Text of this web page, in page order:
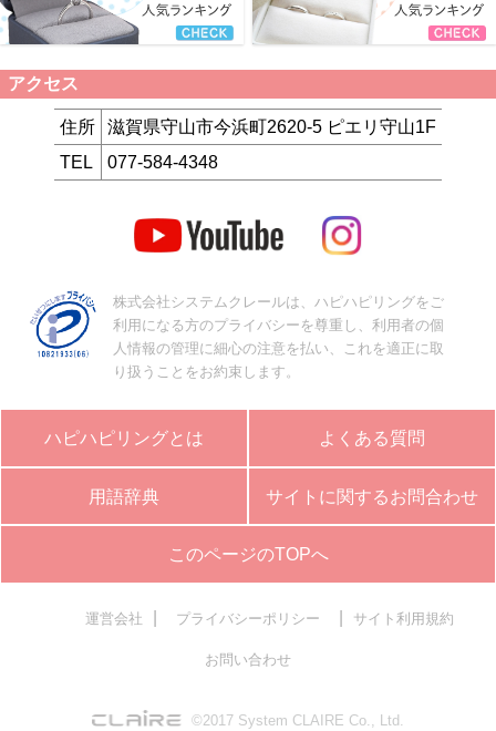
アクセス
住所
滋賀県守山市今浜町2620-5 ピエリ守山1F
TEL
077-584-4348
株式会社システムクレールは、ハピハピリングをご
利用になる方のプライバシーを尊重し、利用者の個
人情報の管理に細心の注意を払い、これを適正に取
り扱うことをお約束します。
ハピハピリングとは よくある質問
用語辞典 サイトに関するお問合わせ
このページのTOPへ
運営会社 プライバシーポリシー サイト利用規約
お問い合わせ
©2017 System CLAIRE Co., Ltd.